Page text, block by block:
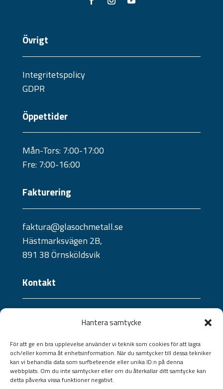
Hantera samtycke
För att ge en bra upplevelse använder vi teknik som cookies för att lagra
och/eller komma åt enhetsinformation. När du samtycker till dessa tekniker
kan vi behandla data som surfbeteende eller unika ID:n på denna
webbplats. Om du inte samtycker eller om du återkallar ditt samtycke kan
detta påverka vissa funktioner negativt.
Övrigt
Integritetspolicy
GDPR
Öppettider
Mån-Tors: 7:00-17:00
Fre: 7:00-16:00
Fakturering
faktura@glasochmetall.se
Hästmarksvägen 2B,
891 38 Örnsköldsvik
Kontakt
Jourtelefon:
070 - 241 57 09 /073 - 824 36 40
Jourtelefon portar:
070-528 13 27